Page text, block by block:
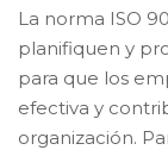
La norma ISO
planifiquen y
para que los
efectiva y
organización.